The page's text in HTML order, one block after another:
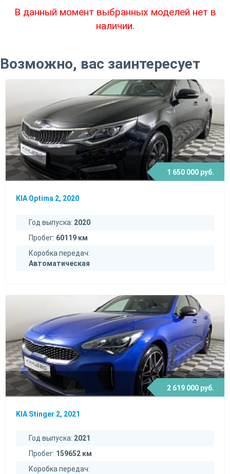
В данный момент выбранных моделей нет в
наличии.
Возможно, вас заинтересует
1 650 000 руб.
KIA Optima 2, 2020
Год выпуска: 2020
Пробег: 60119 км
Коробка передач:
Автоматическая
2 619 000 руб.
KIA Stinger 2, 2021
Год выпуска: 2021
Пробег: 159652 км
Коробка передач: